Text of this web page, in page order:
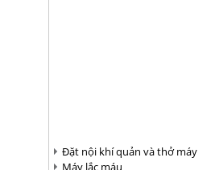
Đặt nội khí quản và thở máy
Máy lắc máu